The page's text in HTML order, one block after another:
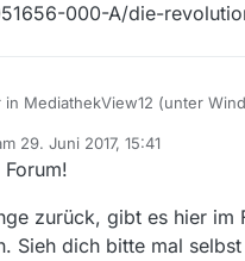
000-A/die-
MediathekView12 (unter
Film unter folgendem Link
29. Juni 2017, 15:41
von
zurück, gibt es hier
Sieh dich bitte mal selbst